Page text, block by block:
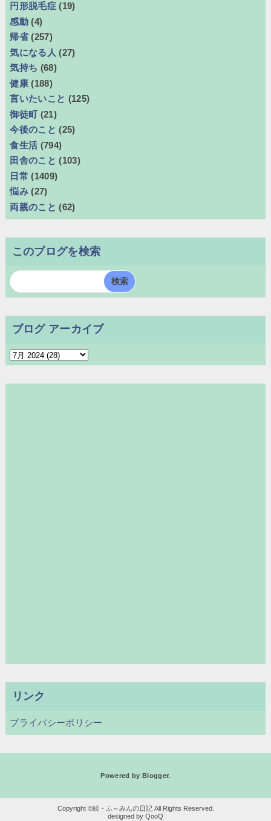
円形脱毛症 (19)
感動 (4)
帰省 (257)
気になる人 (27)
気持ち (68)
健康 (188)
言いたいこと (125)
御徒町 (21)
今後のこと (25)
食生活 (794)
田舎のこと (103)
日常 (1409)
悩み (27)
両親のこと (62)
このブログを検索
ブログ アーカイブ
リンク
プライバシーポリシー
Powered by Blogger.
続・ふ～みんの日記
QooQ